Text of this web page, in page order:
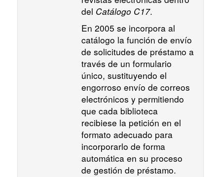
del Catálogo C17.
En 2005 se incorpora al
catálogo la función de envío
de solicitudes de préstamo a
través de un formulario
único, sustituyendo el
engorroso envío de correos
electrónicos y permitiendo
que cada biblioteca
recibiese la petición en el
formato adecuado para
incorporarlo de forma
automática en su proceso
de gestión de préstamo.